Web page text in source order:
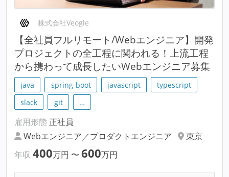
株式会社Veogle
【全社員フルリモート/Webエンジニア】開発
プロジェクトの全工程に関われる！上流工程
から携わって成長したいWebエンジニア募集
java spring-boot javascript
typescript
slack
git …
雇用形態 正社員
Webエンジニア／プロダクトエンジニア
東京
年収 400万円 〜 600万円